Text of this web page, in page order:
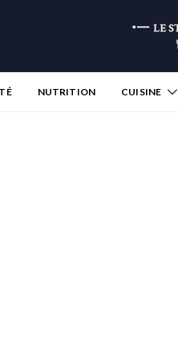
NUTRITION CUISINE